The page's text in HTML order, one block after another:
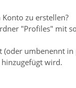
zu erstellen?
"Profiles" mit
(oder umbenennt
wird.